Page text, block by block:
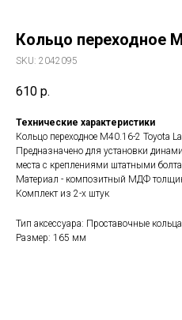
Кольцо переходное
SKU: 2042095
610 р.
Технические характеристики
Кольцо переходное М40.16-2 Toyota
Предназначено для установки
места с креплениями штатными
Материал - композитный MДФ
Комплект из 2-х штук
Тип аксессуара: Проставочные кольца
Размер: 165 мм